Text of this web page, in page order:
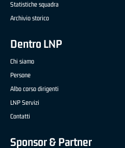
Statistiche squadra
Archivio storico
Dentro LNP
Chi siamo
Persone
Albo corso dirigenti
LNP Servizi
Contatti
Sponsor & Partner